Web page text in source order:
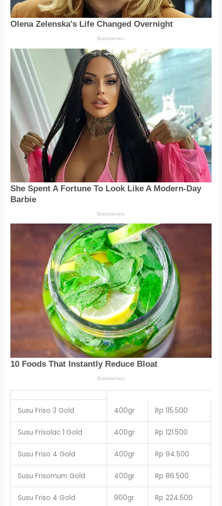
Susu Friso 3 Gold 400gr Rp 115.500
Susu Frisolac 1 Gold 400gr Rp 121.500
Susu Friso 4 Gold 400gr Rp 94.500
Susu Frisomum Gold 400gr Rp 86.500
Susu Friso 4 Gold 900gr Rp 224.500